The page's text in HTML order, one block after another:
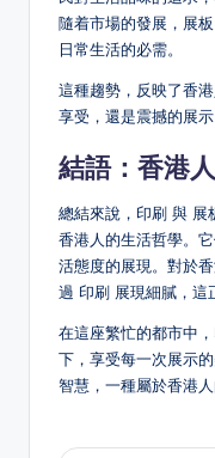
隨着市場的發展，展
日常生活的必需。
這種趨勢，反映了香
享受，還是震撼的展
結語：香港
總結來說，印刷 與 展
香港人的生活哲學。
活態度的展現。對於
過 印刷 展現細膩，這
在這座繁忙的都市中
下，享受每一次展示
智慧，一種屬於香港人